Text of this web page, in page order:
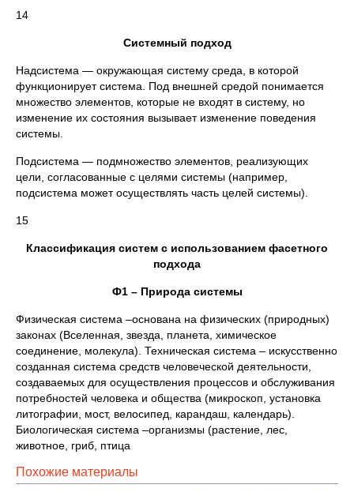
14
Системный подход
Надсистема — окружающая систему среда, в которой
функционирует система. Под внешней средой понимается
множество элементов, которые не входят в систему, но
изменение их состояния вызывает изменение поведения
системы.
Подсистема — подмножество элементов, реализующих
цели, согласованные с целями системы (например,
подсистема может осуществлять часть целей системы).
15
Классификация систем с использованием фасетного
подхода
Ф1 – Природа системы
Физическая система –основана на физических (природных)
законах (Вселенная, звезда, планета, химическое
соединение, молекула). Техническая система – искусственно
созданная система средств человеческой деятельности,
создаваемых для осуществления процессов и обслуживания
потребностей человека и общества (микроскоп, установка
литографии, мост, велосипед, карандаш, календарь).
Биологическая система –организмы (растение, лес,
животное, гриб, птица
Похожие материалы